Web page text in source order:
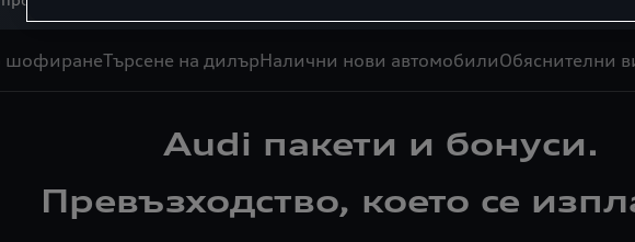
шофиранеТърсене на дилърНалични нови автомобилиОбяснителни
Audi пакети и бонуси.
Превъзходство, което се